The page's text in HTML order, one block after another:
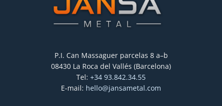
P.I. Can Massaguer parcelas 8 a–b
08430 La Roca del Vallés (Barcelona)
Tel: +34 93.842.34.55
E-mail: hello@jansametal.com